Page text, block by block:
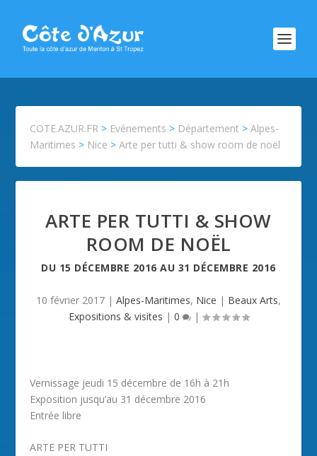
COTE.AZUR.FR > Evénements > Département >Alpes-
Maritimes > Nice >Arte per tutti & show room de noël
ARTE PER TUTTI & SHOW
ROOM DE NOËL
DU 15 DÉCEMBRE 2016 AU 31 DÉCEMBRE 2016
10 février 2017 | Alpes-Maritimes, Nice | Beaux Arts,
Expositions & visites | 0 |
Vernissage jeudi 15 décembre de 16h à 21h
Exposition jusqu’au 31 décembre 2016
Entrée libre
ARTE PER TUTTI